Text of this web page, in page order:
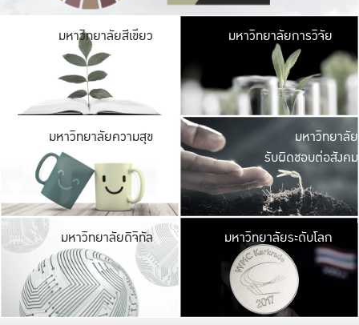
มหาวิทยาลัยสีเขียว มหาวิ
มีพื้นที่เขียวสดใส
เป็นป่าในเมือง เกษต
มหาวิทยาลัยการวิจัย
มหาวิทยาลัยความสุข มหาวิ
ค
เปิดประ
และพบเรื่องราวใ
มหาวิทยาลัย
รับผิดชอบต่อสังคม
มหาวิทยาลัยดิจิทัล มหาวิ
เปลี่ยนแปลง แล
เพื่อทำง
ระบบสารสนเทศ
มหาวิทยาลัยระดับโลก